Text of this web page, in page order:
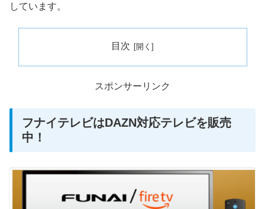
しています。
目次
スポンサーリンク
フナイテレビはDAZN対応テレビを販売
中！